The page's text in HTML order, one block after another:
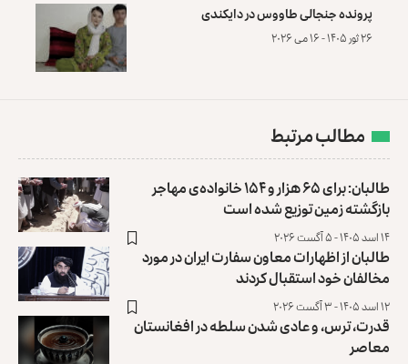
پرونده‌ جنجالی طاووس در دایکندی
۲۶ ثور ۱۴۰۵ - ۱۶ می ۲۰۲۶
مطالب مرتبط
طالبان: برای ۶۵ هزار و ۱۵۴ خانواده‌ی مهاجر
بازگشته زمین توزیع ‏شده است
۱۴ اسد ۱۴۰۵ - ۵ آگست ۲۰۲۶
طالبان از اظهارات معاون سفارت ایران در مورد
مخالفان خود استقبال کردند
۱۲ اسد ۱۴۰۵ - ۳ آگست ۲۰۲۶
قدرت، ترس، و عادی ‌شدن سلطه در افغانستان
معاصر